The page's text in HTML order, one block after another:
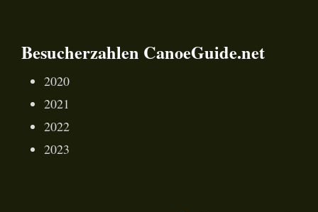
Besucherzahlen CanoeGuide.net
2020
2021
2022
2023